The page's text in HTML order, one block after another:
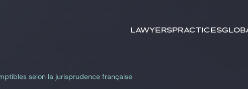
LawyersPractices
keywords
selon la jurisprudence française